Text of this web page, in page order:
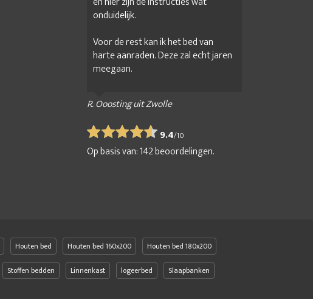
onduidelijk.
Voor de rest kan ik het bed van
harte aanraden. Deze zal echt jaren
meegaan.
R. Ooosting uit Zwolle
9.4/10
Op basis van:142beoordelingen.
Houten bed Houten bed 160x200
Houten bed 180x200
Stoffen bedden Linnenkast logeerbed Slaapbanken